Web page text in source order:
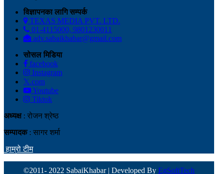
विज्ञापनका लागि सम्पर्क
TEXAS MEDIA PVT. LTD.
01-4115000, 9801230011
adv.sabaikhabar@gmail.com
सोसल मिडिया
facebook
Instagram
𝕏.com
Youtube
Tiktok
अध्यक्ष: रोजन श्रेष्ठ
सम्पादक: सागर शर्मा
हाम्रो टीम
©2011- 2022 SabaiKhabar | Developed By EgSoftTech